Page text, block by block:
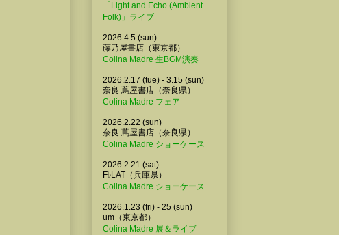
「Light and Echo (Ambient
Folk)」ライブ
2026.4.5 (sun)
藤乃屋書店（東京都）
Colina Madre 生BGM演奏
2026.2.17 (tue) - 3.15 (sun)
奈良 蔦屋書店（奈良県）
Colina Madre フェア
2026.2.22 (sun)
奈良 蔦屋書店（奈良県）
Colina Madre ショーケース
2026.2.21 (sat)
F♭LAT（兵庫県）
Colina Madre ショーケース
2026.1.23 (fri) - 25 (sun)
um（東京都）
Colina Madre 展＆ライブ